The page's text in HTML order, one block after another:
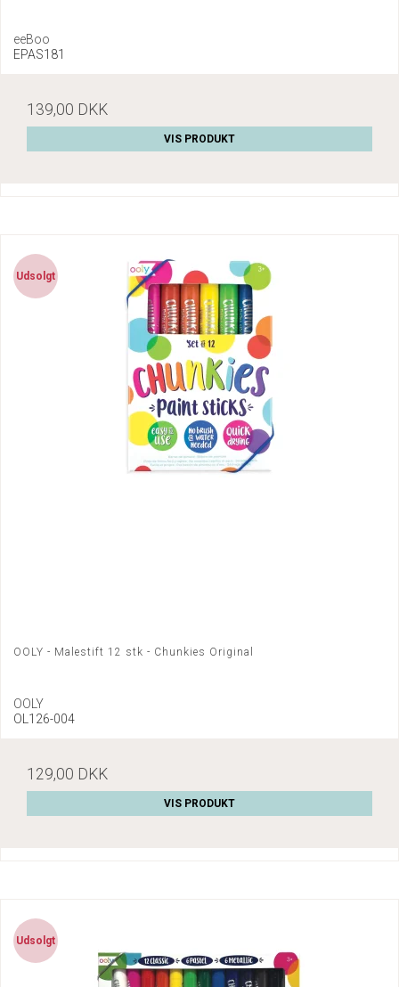
eeBoo
EPAS181
139,00 DKK
VIS PRODUKT
Udsolgt
OOLY - Malestift 12 stk - Chunkies Original
OOLY
OL126-004
129,00 DKK
VIS PRODUKT
Udsolgt